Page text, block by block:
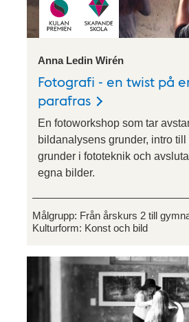
Anna Ledin Wirén
Fotografi - en twist på
parafras
En fotoworkshop som tar
bildanalysens grunder, intro till
grunder i fototeknik och
egna bilder.
Målgrupp: Från årskurs 2 till
Kulturform: Konst och bild